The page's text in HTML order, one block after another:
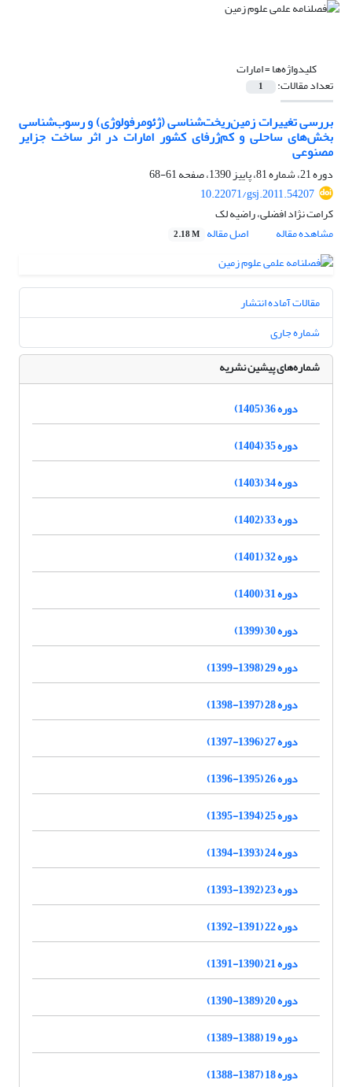
کلیدواژه‌ها =امارات
تعداد مقالات: 1
بررسی تغییرات زمین‌ریخت‌شناسی (ژئومرفولوژی) و رسوب‌شناسی
بخش‌های ساحلی و کم‌ژرفای کشور امارات در اثر ساخت جزایر
مصنوعی
دوره 21، شماره 81، پاییز 1390، صفحه
61-68
10.22071/gsj.2011.54207
کرامت نژاد افضلی، راضیه لک
مشاهده مقاله
اصل مقاله 2.18 M
مقالات آماده انتشار
شماره جاری
شماره‌های پیشین نشریه
دوره 36 (1405)
دوره 35 (1404)
دوره 34 (1403)
دوره 33 (1402)
دوره 32 (1401)
دوره 31 (1400)
دوره 30 (1399)
دوره 29 (1398-1399)
دوره 28 (1397-1398)
دوره 27 (1396-1397)
دوره 26 (1395-1396)
دوره 25 (1394-1395)
دوره 24 (1393-1394)
دوره 23 (1392-1393)
دوره 22 (1391-1392)
دوره 21 (1390-1391)
دوره 20 (1389-1390)
دوره 19 (1388-1389)
دوره 18 (1387-1388)